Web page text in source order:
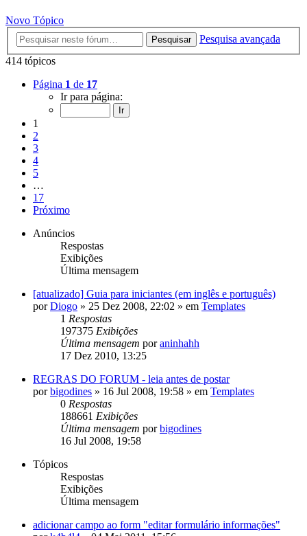
Novo Tópico
Pesquisar
Pesquisa avançada
414 tópicos
Página 1 de 17
Ir para página:
1
2
3
4
5
…
17
Próximo
Anúncios
Respostas
Exibições
Última mensagem
[atualizado] Guia para iniciantes (em inglês e português)
porDiogo » 25 Dez 2008, 22:02 » em Templates
1 Respostas
197375 Exibições
Última mensagem poraninhahh
17 Dez 2010, 13:25
REGRAS DO FORUM - leia antes de postar
porbigodines » 16 Jul 2008, 19:58 » em Templates
0 Respostas
188661 Exibições
Última mensagem porbigodines
16 Jul 2008, 19:58
Tópicos
Respostas
Exibições
Última mensagem
adicionar campo ao form "editar formulário informações"